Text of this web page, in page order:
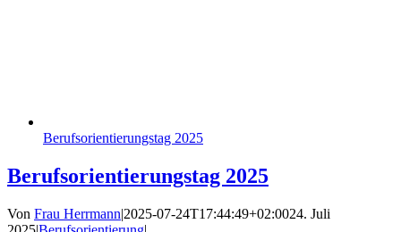
Berufsorientierungstag 2025
Berufsorientierungstag 2025
Von Frau Herrmann|2025-07-24T17:44:49+02:0024. Juli